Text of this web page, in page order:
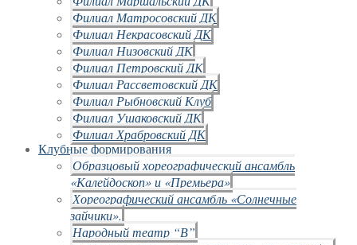
Филиал Матросовский ДК
Филиал Некрасовский ДК
Филиал Низовский ДК
Филиал Петровский ДК
Филиал Рассветовский ДК
Филиал Рыбновский Клуб
Филиал Ушаковский ДК
Филиал Храбровский ДК
Клубные формирования
Образцовый хореографический ансамбль
«Калейдоскоп» и «Премьера»
Хореографический ансамбль «Солнечные
зайчики».
Народный театр “В”